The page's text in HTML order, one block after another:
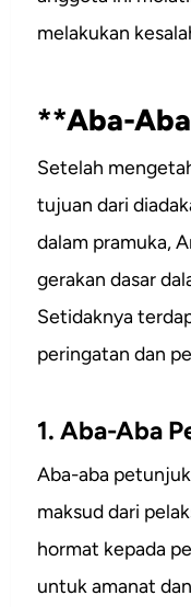
melakukan
**Aba-
Setelah
tujuan dari
dalam pramuka,
gerakan dasar
Setidaknya
peringatan dan
1. Aba-Aba
Aba-aba
maksud dari
hormat kepada
untuk amanat